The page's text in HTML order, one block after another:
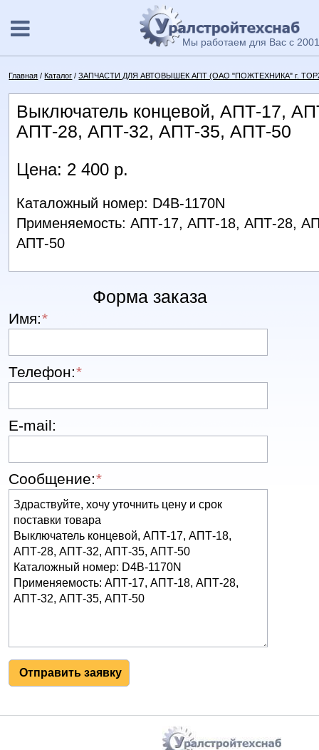
Мы работаем для Вас с
Главная /Каталог /ЗАПЧАСТИ ДЛЯ АВТОВЫШЕК АПТ (ОАО "ПОЖТЕХНИКА" г.
Выключатель концевой, АПТ-17,
АПТ-28, АПТ-32, АПТ-35, АПТ-50
Цена: 2 400 р.
Каталожный номер: D4B-1170N
Применяемость: АПТ-17, АПТ-18, АПТ-28,
АПТ-50
Форма заказа
Имя:*
Телефон:*
E-mail:
Сообщение:*